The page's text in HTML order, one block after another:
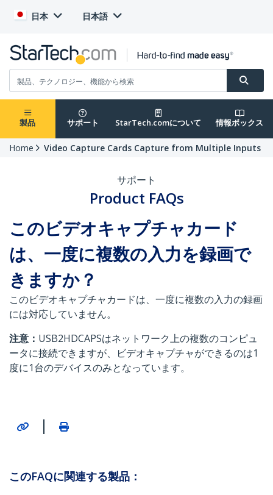
日本 日本語
製品 サポート StarTech.comについて 情報ボックス
Home Video Capture Cards Capture from Multiple Inputs
サポート
Product FAQs
このビデオキャプチャカード
は、一度に複数の入力を録画で
きますか？
このビデオキャプチャカードは、一度に複数の入力の録画
には対応していません。
注意： USB2HDCAPSはネットワーク上の複数のコンピュ
ータに接続できますが、ビデオキャプチャができるのは1
度に1台のデバイスのみとなっています。
|
このFAQに関連する製品：